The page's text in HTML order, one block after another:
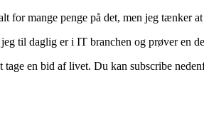
for mange penge på det, men jeg tænker
til daglig er i IT branchen og prøver en
en bid af livet. Du kan subscribe